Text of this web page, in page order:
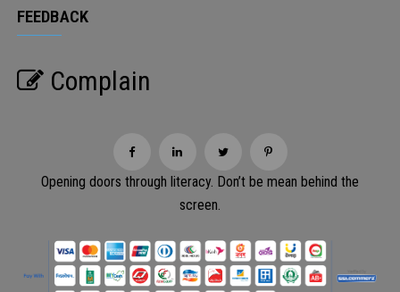
FEEDBACK
Complain
Opening doors through literacy. Don’t be mean behind the
screen.